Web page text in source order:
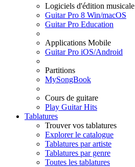
Logiciels d'édition musicale
Guitar Pro 8 Win/macOS
Guitar Pro Education
Applications Mobile
Guitar Pro iOS/Android
Partitions
MySongBook
Cours de guitare
Play Guitar Hits
Tablatures
Trouver vos tablatures
Explorer le catalogue
Tablatures par artiste
Tablatures par genre
Toutes les tablatures